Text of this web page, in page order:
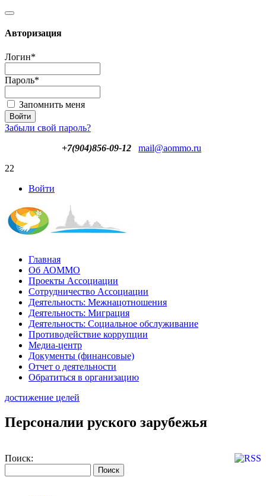
Авторизация
Логин*
Пароль*
Запомнить меня
Забыли свой пароль?
+7(904)856-09-12
mail@aommo.ru
22
Войти
Главная
Об АОММО
Проекты Ассоциации
Сотрудничество Ассоциации
Деятельность: Межнацотношения
Деятельность: Миграция
Деятельность: Социальное обслуживание
Противодействие коррупции
Медиа-центр
Документы (финансовые)
Отчет о деятельности
Обратиться в организацию
достижение целей
Персоналии руского зарубежья
Поиск: